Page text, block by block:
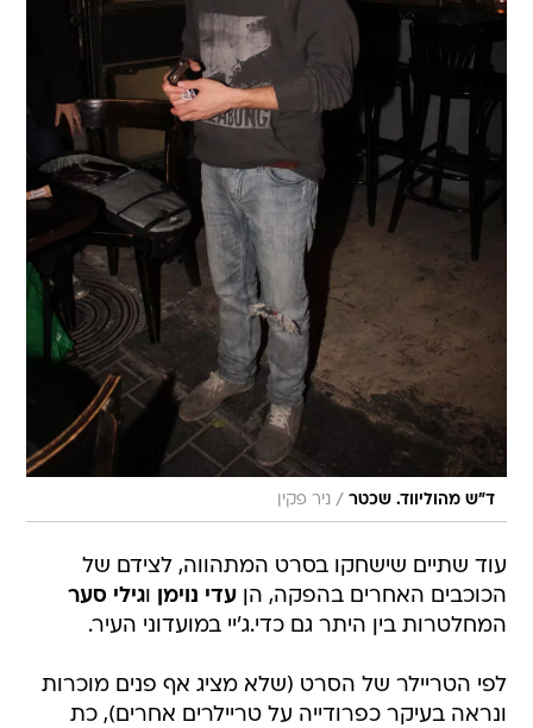
ד"ש מהוליווד. שכטר / ניר פקין
עוד שתיים שישחקו בסרט המתהווה, לצידם של
הכוכבים האחרים בהפקה, הןעדי נוימן וגילי סער
המחלטרות בין היתר גם כדי.ג'יי במועדוני העיר.
לפי הטריילר של הסרט (שלא מציג אף פנים מוכרות
ונראה בעיקר כפרודייה על טריילרים אחרים), כת